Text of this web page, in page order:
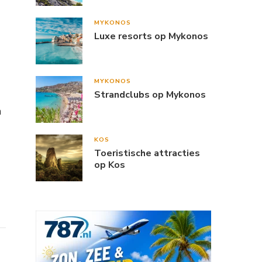
MYKONOS
Luxe resorts op Mykonos
MYKONOS
Strandclubs op Mykonos
KOS
Toeristische attracties
op Kos